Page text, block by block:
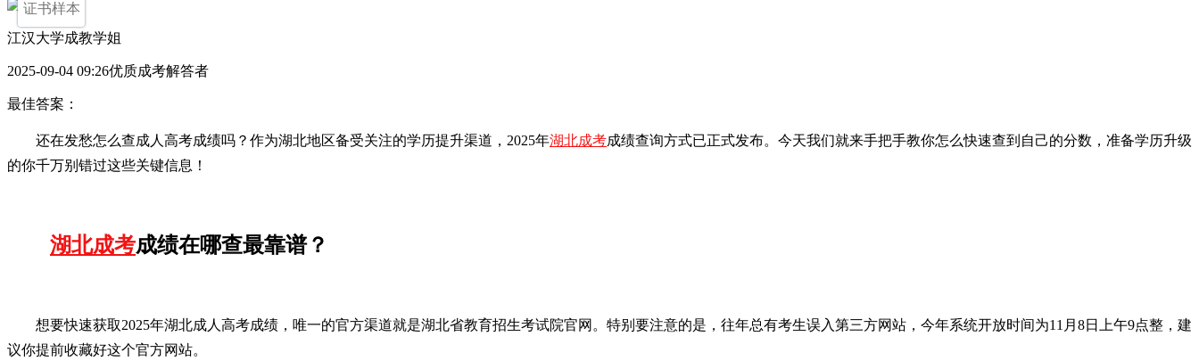
江汉大学成教学姐
2025-09-04 09:26优质成考解答者
最佳答案：
还在发愁怎么查成人高考成绩吗？作为湖北地区备受关注的学历提升渠道，2025年湖北成考成绩查询方式已正式发布。今天我们就来手把手教你怎么快速查到自己的分数，准备学历升级
的你千万别错过这些关键信息！
湖北成考成绩在哪查最靠谱？
想要快速获取2025年湖北成人高考成绩，唯一的官方渠道就是湖北省教育招生考试院官网。特别要注意的是，往年总有考生误入第三方网站，今年系统开放时间为11月8日上午9点整，建
议你提前收藏好这个官方网站。
证书样本